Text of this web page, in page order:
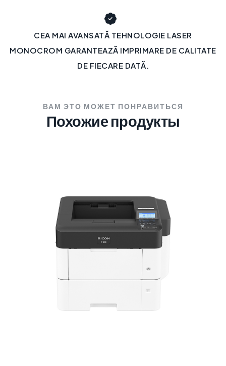
CEA MAI AVANSATĂ TEHNOLOGIE LASER
MONOCROM GARANTEAZĂ IMPRIMARE DE CALITATE
DE FIECARE DATĂ.
ВАМ ЭТО МОЖЕТ ПОНРАВИТЬСЯ
Похожие продукты